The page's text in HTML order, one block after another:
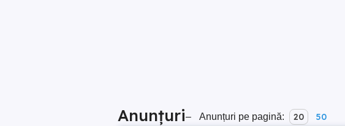
Anunțuri– Anunțuri pe pagină: 20 50